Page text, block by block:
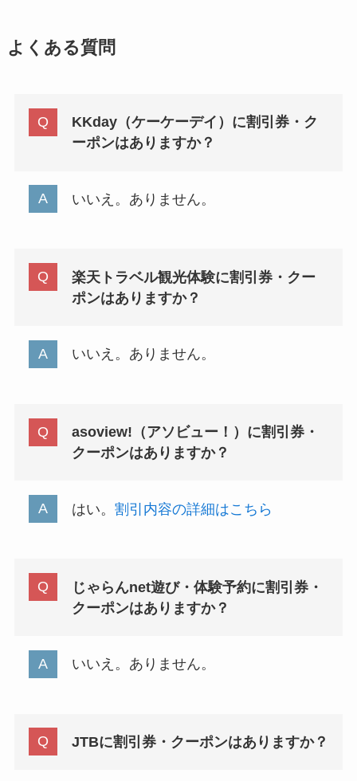
よくある質問
KKday（ケーケーデイ）に割引券・ク
ーポンはありますか？
いいえ。ありません。
楽天トラベル観光体験に割引券・クー
ポンはありますか？
いいえ。ありません。
asoview!（アソビュー！）に割引券・
クーポンはありますか？
はい。 割引内容の詳細はこちら
じゃらんnet遊び・体験予約に割引券・
クーポンはありますか？
いいえ。ありません。
JTBに割引券・クーポンはありますか？